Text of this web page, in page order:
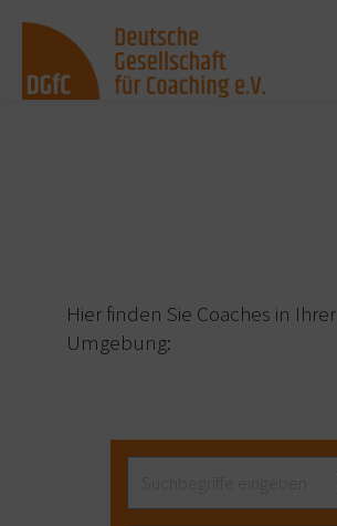
Hier finden Sie Coaches in Ihrer
Umgebung: